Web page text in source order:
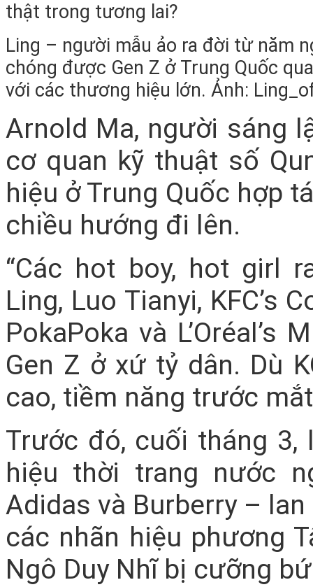
Ling – người mẫu ảo ra đời từ năm
chóng được Gen Z ở Trung Quốc
với các thương hiệu lớn. Ảnh:
Arnold Ma, người sáng
cơ quan kỹ thuật số
hiệu ở Trung Quốc hợp
chiều hướng đi lên.
“Các hot boy, hot girl
Ling, Luo Tianyi, KFC’s
PokaPoka và
Gen Z ở xứ tỷ dân. Dù
cao, tiềm năng trước
Trước đó, cuối tháng 3,
hiệu thời trang nước
Adidas và Burberry –
các nhãn hiệu phương
Ngô Duy Nhĩ bị cưỡng